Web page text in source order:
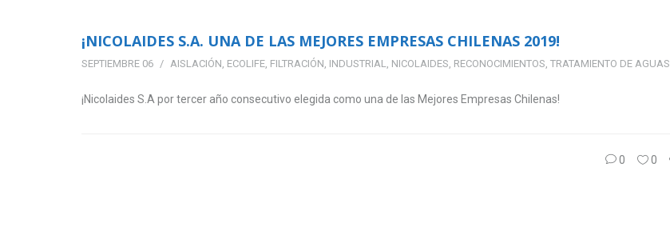
¡NICOLAIDES S.A. UNA DE LAS MEJORES EMPRESAS CHILENAS 2019!
SEPTIEMBRE 06 AISLACIÓN, ECOLIFE, FILTRACIÓN, INDUSTRIAL, NICOLAIDES, RECONOCIMIENTOS, TRATAMIENTO DE AGUAS
¡Nicolaides S.A por tercer año consecutivo elegida como una de las Mejores Empresas Chilenas!
0 0